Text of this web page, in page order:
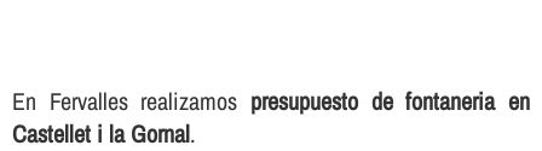
En Fervalles realizamos presupuesto de fontaneria en
Castellet i la Gornal.